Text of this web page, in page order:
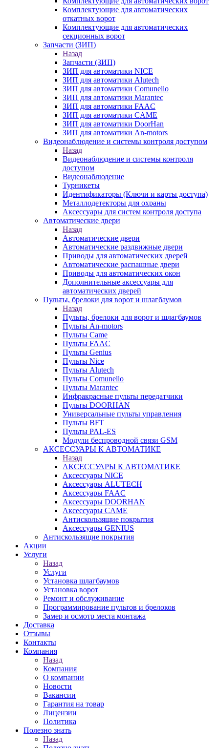
Комплектующие для автоматических
откатных ворот
Комплектующие для автоматических
секционных ворот
Запчасти (ЗИП)
Назад
Запчасти (ЗИП)
ЗИП для автоматики NICE
ЗИП для автоматики Alutech
ЗИП для автоматики Comunello
ЗИП для автоматики Marantec
ЗИП для автоматики FAAC
ЗИП для автоматики CAME
ЗИП для автоматики DoorHan
ЗИП для автоматики An-motors
Видеонаблюдение и системы контроля доступом
Назад
Видеонаблюдение и системы контроля
доступом
Видеонаблюдение
Турникеты
Идентификаторы (Ключи и карты доступа)
Металлодетекторы для охраны
Аксессуары для систем контроля доступа
Автоматические двери
Назад
Автоматические двери
Автоматические раздвижные двери
Приводы для автоматических дверей
Автоматические распашные двери
Приводы для автоматических окон
Дополнительные аксессуары для
автоматических дверей
Пульты, брелоки для ворот и шлагбаумов
Назад
Пульты, брелоки для ворот и шлагбаумов
Пульты An-motors
Пульты Came
Пульты FAAC
Пульты Genius
Пульты Nice
Пульты Alutech
Пульты Сomunello
Пульты Marantec
Инфракрасные пульты передатчики
Пульты DOORHAN
Универсальные пульты управления
Пульты BFT
Пульты PAL-ES
Модули беспроводной связи GSM
АКСЕССУАРЫ К АВТОМАТИКЕ
Назад
АКСЕССУАРЫ К АВТОМАТИКЕ
Аксессуары NICE
Аксессуары ALUTECH
Аксессуары FAAC
Аксессуары DOORHAN
Аксессуары CAME
Антискользящие покрытия
Аксессуары GENIUS
Антискользящие покрытия
Акции
Услуги
Назад
Услуги
Установка шлагбаумов
Установка ворот
Ремонт и обслуживание
Программирование пультов и брелоков
Замер и осмотр места монтажа
Доставка
Отзывы
Контакты
Компания
Назад
Компания
О компании
Новости
Вакансии
Гарантия на товар
Лицензии
Политика
Полезно знать
Назад